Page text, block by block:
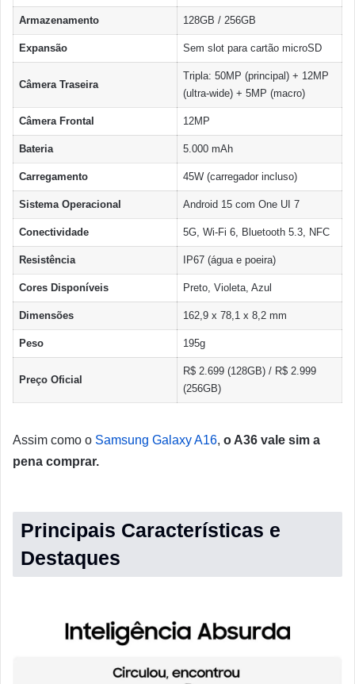
Armazenamento 128GB / 256GB
Expansão Sem slot para cartão microSD
Câmera Traseira
Tripla: 50MP (principal) + 12MP
(ultra-wide) + 5MP (macro)
Câmera Frontal 12MP
Bateria 5.000 mAh
Carregamento 45W (carregador incluso)
Sistema Operacional Android 15 com One UI 7
Conectividade 5G, Wi-Fi 6, Bluetooth 5.3, NFC
Resistência IP67 (água e poeira)
Cores Disponíveis Preto, Violeta, Azul
Dimensões 162,9 x 78,1 x 8,2 mm
Peso 195g
Preço Oficial
R$ 2.699 (128GB) / R$ 2.999
(256GB)
Assim como o Samsung Galaxy A16, o A36 vale sim a
pena comprar.
Principais Características e
Destaques